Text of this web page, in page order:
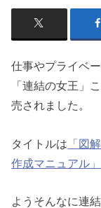
仕事やプライベ
「連結の女王」
売されました。
タイトルは 「図
作成マニュアル」
ようそんなに連